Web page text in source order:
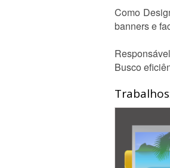
Como
banners e
Busco